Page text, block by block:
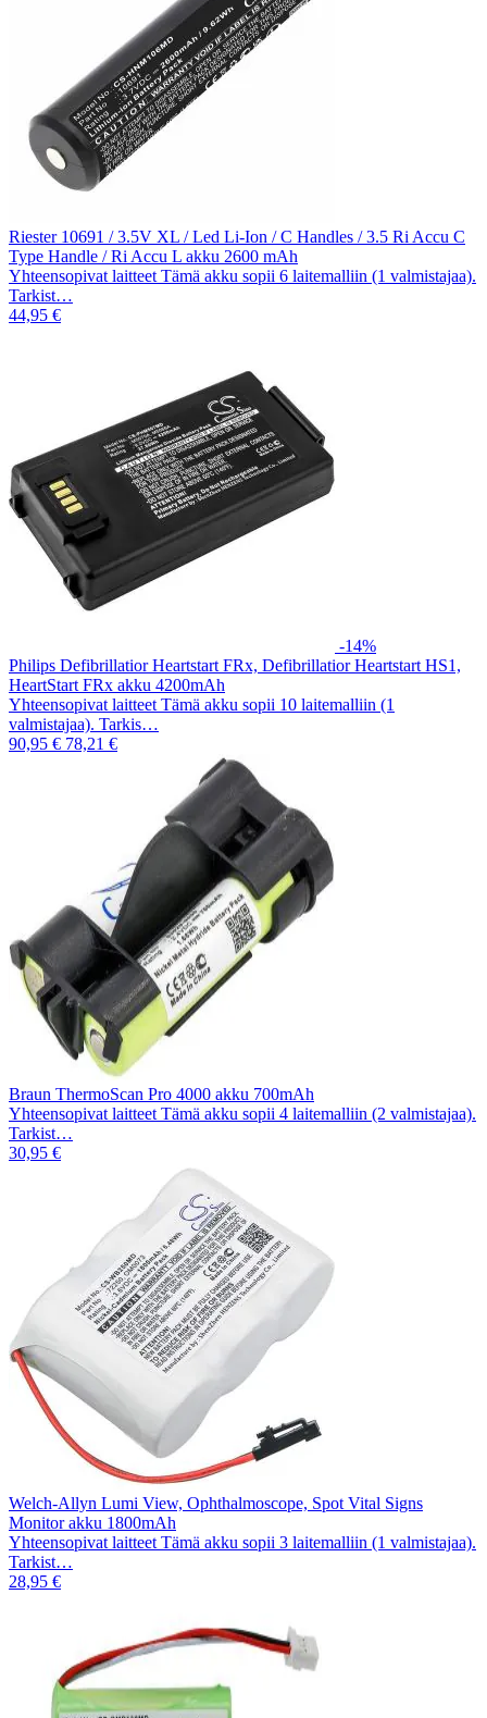
Riester 10691 / 3.5V XL / Led Li-Ion / C Handles / 3.5 Ri Accu C
Type Handle / Ri Accu L akku 2600 mAh
Yhteensopivat laitteet Tämä akku sopii 6 laitemalliin (1 valmistajaa).
Tarkist…
44,95 €
-14%
Philips Defibrillatior Heartstart FRx, Defibrillatior Heartstart HS1,
HeartStart FRx akku 4200mAh
Yhteensopivat laitteet Tämä akku sopii 10 laitemalliin (1
valmistajaa). Tarkis…
90,95 € 78,21 €
Braun ThermoScan Pro 4000 akku 700mAh
Yhteensopivat laitteet Tämä akku sopii 4 laitemalliin (2 valmistajaa).
Tarkist…
30,95 €
Welch-Allyn Lumi View, Ophthalmoscope, Spot Vital Signs
Monitor akku 1800mAh
Yhteensopivat laitteet Tämä akku sopii 3 laitemalliin (1 valmistajaa).
Tarkist…
28,95 €